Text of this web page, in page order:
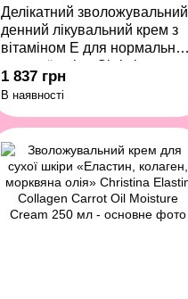
Делікатний зволожувальний
денний лікувальний крем з
вітаміном Е для нормальної
та сухої шкіри Christina
Delicate Hydrating Day
Treatment 250 мл
1 837 грн
В наявності